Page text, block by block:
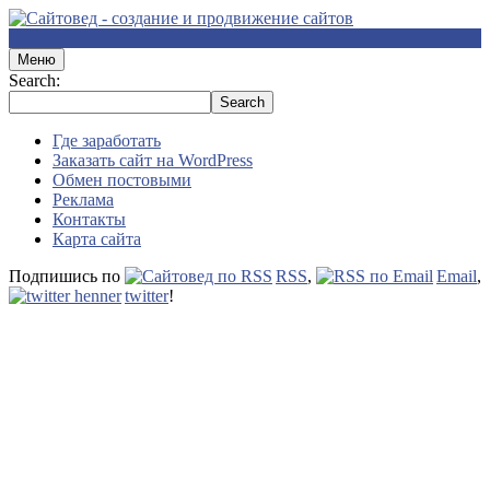
Меню
Search:
Где заработать
Заказать сайт на WordPress
Обмен постовыми
Реклама
Контакты
Карта сайта
Подпишись по
RSS, Email,
twitter!